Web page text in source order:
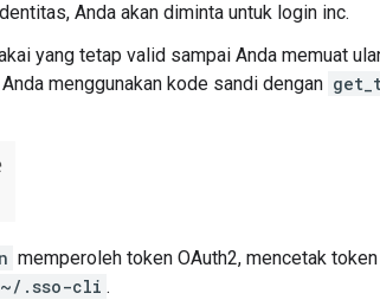
Anda akan diminta untuk login inc.
yang tetap valid sampai Anda memuat
menggunakan kode sandi dengan
memperoleh token OAuth2, mencetak
~/.sso-cli .